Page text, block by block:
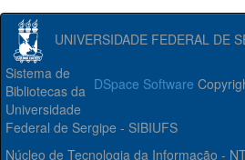
UNIVERSIDADE FEDERAL DE
DSpace Software
Sistema de
Bibliotecas da
Universidade
Federal de Sergipe - SIBIUFS
Núcleo de Tecnologia da Informação -